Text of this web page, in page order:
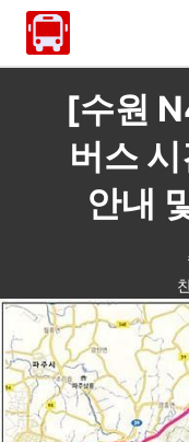
[수원
버스
안내